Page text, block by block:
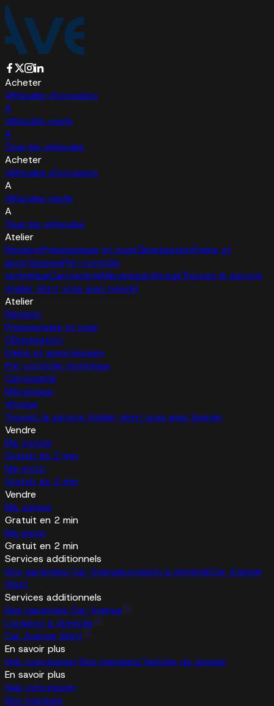
Acheter
Véhicules d'occasion
A
Véhicules neufs
A
Tous les véhicules
Acheter
Véhicules d'occasion
A
Véhicules neufs
A
Tous les véhicules
Atelier
RévisionPneumatique et roueClimatisationFreins et
amortisseursPré-contrôle
techniqueCarrosserieMécaniqueVitrageTrouvez le service
Atelier dont vous avez besoin
Atelier
Révision
Pneumatique et roue
Climatisation
Freins et amortisseurs
Pré-contrôle technique
Carrosserie
Mécanique
Vitrage
Trouvez le service Atelier dont vous avez besoin
Vendre
Ma voiture
Gratuit en 2 min
Ma moto
Gratuit en 2 min
Vendre
Ma voiture
Gratuit en 2 min
Ma moto
Gratuit en 2 min
Services additionnels
Nos garanties Car AvenueLivraison à domicileCar Avenue
Watt
Services additionnels
Nos garanties Car Avenue
Livraison à domicile
Car Avenue Watt
En savoir plus
Hub concession Nos marquesL'histoire du groupe
En savoir plus
Hub concession
Nos marques